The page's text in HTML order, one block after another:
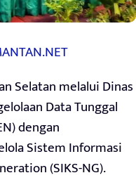
Selatan melalui Dinas
Data Tunggal
dengan
Sistem Informasi
(SIKS-NG).